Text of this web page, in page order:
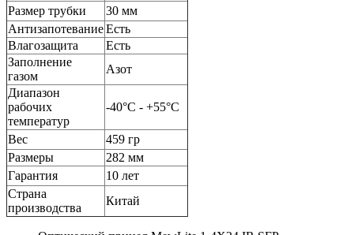
Размер трубки
30 мм
АнтизапотеваниеЕсть
Влагозащита
Есть
Заполнение
газом
Азот
Диапазон
рабочих
температур
-40°C - +55°C
Вес
459 гр
Размеры
282 мм
Гарантия
10 лет
Страна
производства
Китай